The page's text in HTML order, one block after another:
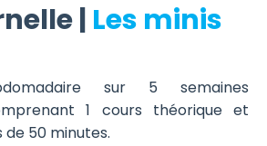
| Les minis
sur 5 semaines
1 cours théorique et
50 minutes.